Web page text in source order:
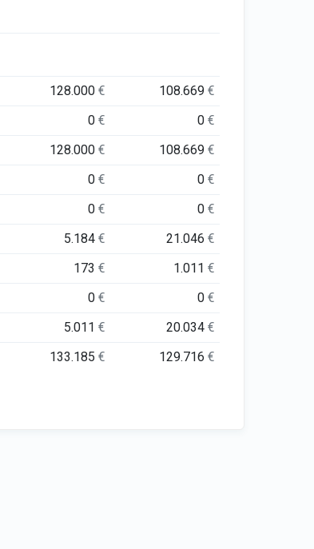
128.000€ 108.669€
0€ 0€
128.000€ 108.669€
0€ 0€
0€ 0€
5.184€ 21.046€
173€ 1.011€
0€ 0€
5.011€ 20.034€
133.185€ 129.716€